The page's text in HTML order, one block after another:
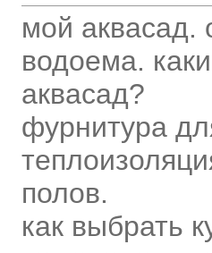
мой аквасад.
водоема.
аквасад?
фурнитура
полов.
как выбрать